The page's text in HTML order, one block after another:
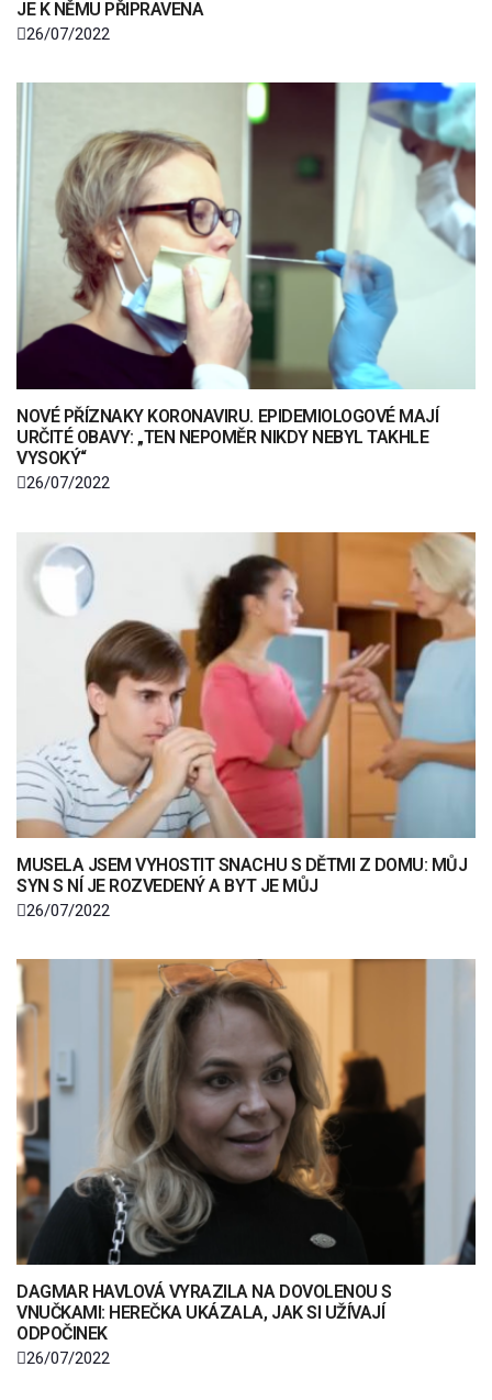
JE K NĚMU PŘIPRAVENA
26/07/2022
NOVÉ PŘÍZNAKY KORONAVIRU. EPIDEMIOLOGOVÉ MAJÍ
URČITÉ OBAVY: „TEN NEPOMĚR NIKDY NEBYL TAKHLE
VYSOKÝ“
26/07/2022
MUSELA JSEM VYHOSTIT SNACHU S DĚTMI Z DOMU: MŮJ
SYN S NÍ JE ROZVEDENÝ A BYT JE MŮJ
26/07/2022
DAGMAR HAVLOVÁ VYRAZILA NA DOVOLENOU S
VNUČKAMI: HEREČKA UKÁZALA, JAK SI UŽÍVAJÍ
ODPOČINEK
26/07/2022